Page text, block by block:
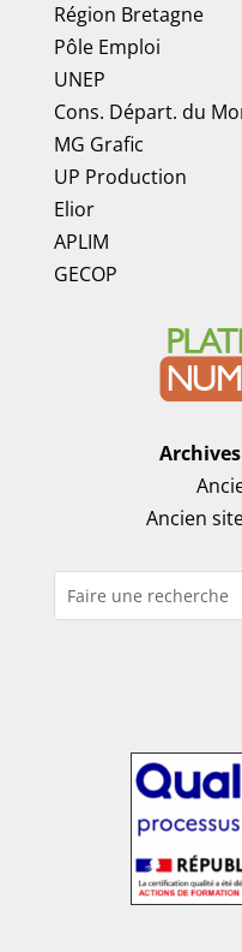
Région Bretagne
Pôle Emploi
UNEP
Cons. Départ. du
MG Grafic
UP Production
Elior
APLIM
GECOP
Ancien